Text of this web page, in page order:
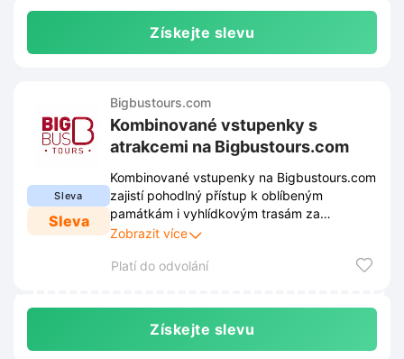
Získejte slevu
Sleva
Sleva
Bigbustours.com
Kombinované vstupenky s
atrakcemi na Bigbustours.com
Kombinované vstupenky na Bigbustours.com
zajistí pohodlný přístup k oblíbeným
památkám i vyhlídkovým trasám za
zvýhodněnou cenu. Kompletní balíčky ušetří
bezproblémové poznávání města z
Zobrazit více
Platí do odvolání
Získejte slevu